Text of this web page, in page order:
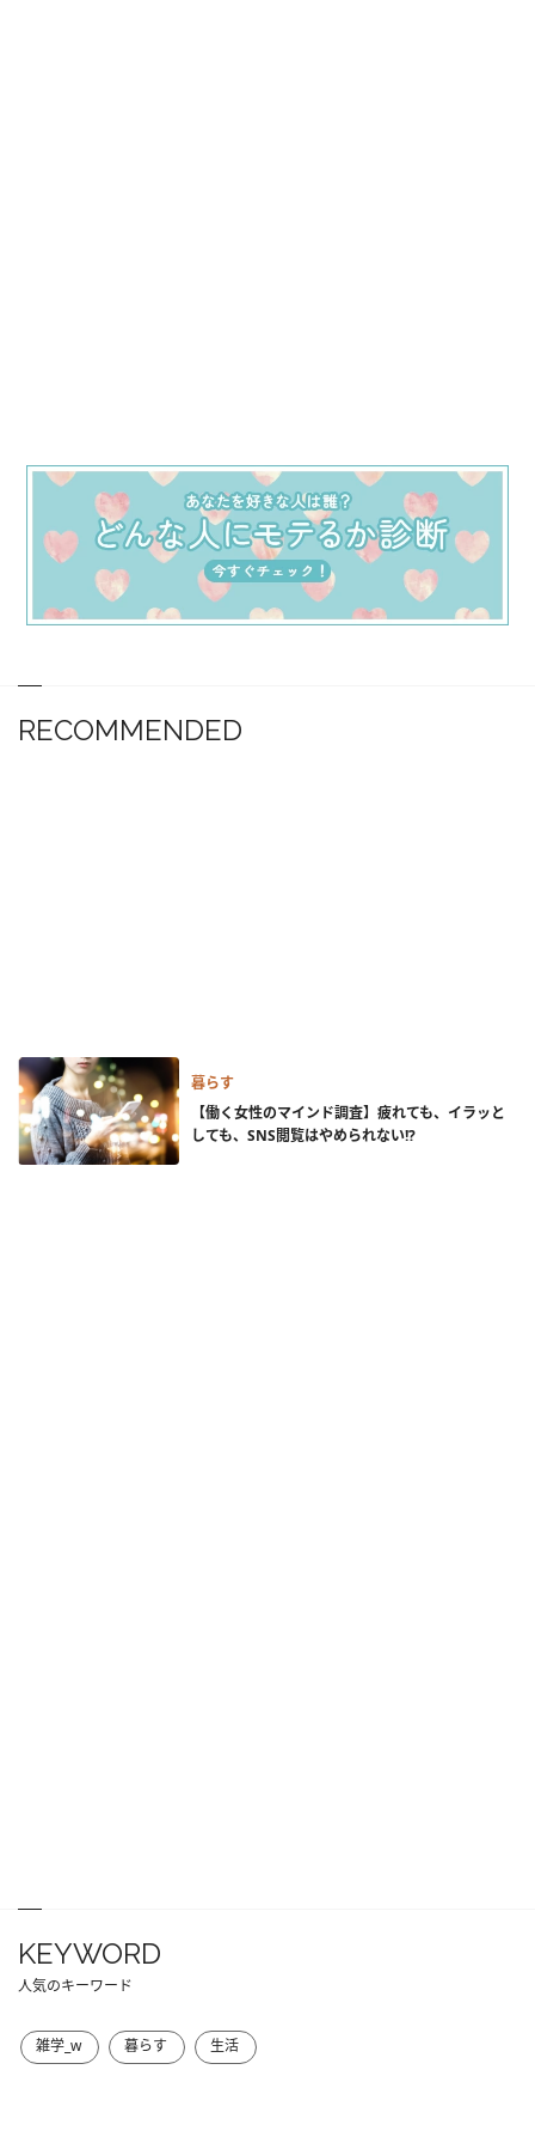
RECOMMENDED
暮らす
【働く女性のマインド調査】疲れても、イラッと
しても、SNS閲覧はやめられない!?
KEYWORD
人気のキーワード
雑学_w 暮らす 生活